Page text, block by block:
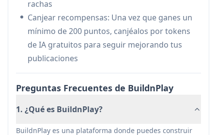
contenido con publicaciones refinadas por IA
para un mejor compromiso
Ventajas
Sin modelo de suscripción - paga solo por lo
que necesitas
Los elementos de gamificación aumentan la
Asistencia de IA para la optimización de
publicaciones
rachas
Canjear recompensas: Una vez que ganes un
mínimo de 200 puntos, canjéalos por tokens
de IA gratuitos para seguir mejorando tus
publicaciones
Preguntas Frecuentes de BuildnPlay
1. ¿Qué es BuildnPlay?
BuildnPlay es una plataforma donde puedes construir